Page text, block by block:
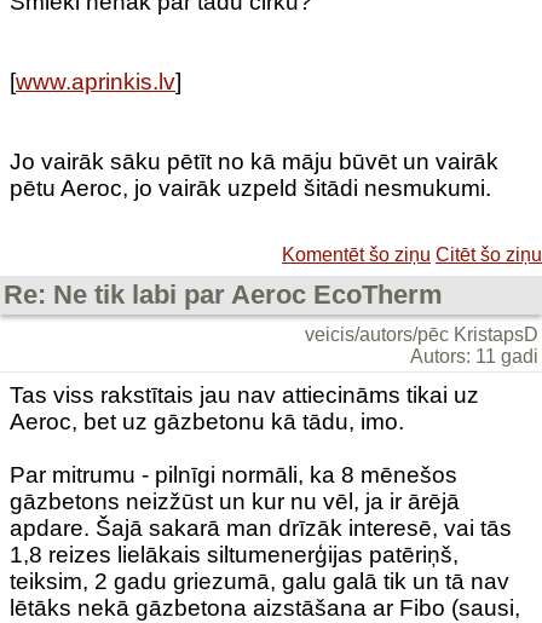
[www.aprinkis.lv]
Jo vairāk sāku pētīt no kā māju būvēt un vairāk
pētu Aeroc, jo vairāk uzpeld šitādi nesmukumi.
Komentēt šo ziņu Citēt šo ziņu
Re: Ne tik labi par Aeroc EcoTherm
veicis/autors/pēc KristapsD
Autors: 11 gadi
Tas viss rakstītais jau nav attiecināms tikai uz
Aeroc, bet uz gāzbetonu kā tādu, imo.
Par mitrumu - pilnīgi normāli, ka 8 mēnešos
gāzbetons neizžūst un kur nu vēl, ja ir ārējā
apdare. Šajā sakarā man drīzāk interesē, vai tās
1,8 reizes lielākais siltumenerģijas patēriņš,
teiksim, 2 gadu griezumā, galu galā tik un tā nav
lētāks nekā gāzbetona aizstāšana ar Fibo (sausi,